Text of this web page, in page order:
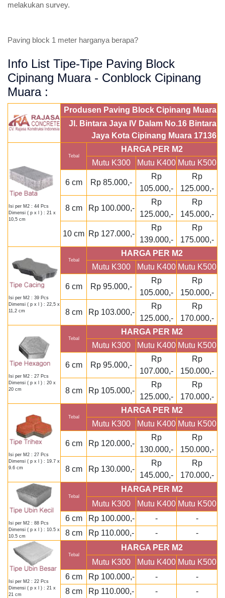
melakukan survey.
Paving block 1 meter harganya berapa?
Info List Tipe-Tipe Paving Block
Cipinang Muara - Conblock Cipinang
Muara :
Produsen Paving Block Cipinang Muara
Jl. Bintara Jaya IV Dalam No.16 Bintara
Jaya Kota Cipinang Muara 17136
Isi per M2 : 44 Pcs
Dimensi ( p x l ) : 21 x
10,5 cm
Tebal
HARGA PER M2
Mutu K300
Mutu K400 Mutu K500
6 cm Rp 85.000,-
Rp
105.000,-
Rp
125.000,-
8 cm Rp 100.000,-
Rp
125.000,-
Rp
145.000,-
10 cm Rp 127.000,-
Rp
139.000,-
Rp
175.000,-
Isi per M2 : 39 Pcs
Dimensi ( p x l ) : 22,5 x
11,2 cm
Tebal
HARGA PER M2
Mutu K300
Mutu K400 Mutu K500
6 cm Rp 95.000,-
Rp
105.000,-
Rp
150.000,-
8 cm Rp 103.000,-
Rp
125.000,-
Rp
170.000,-
Isi per M2 : 27 Pcs
Dimensi ( p x l ) : 20 x
20 cm
Tebal
HARGA PER M2
Mutu K300
Mutu K400 Mutu K500
6 cm Rp 95.000,-
Rp
107.000,-
Rp
150.000,-
8 cm Rp 105.000,-
Rp
125.000,-
Rp
170.000,-
Isi per M2 : 27 Pcs
Dimensi ( p x l ) : 19.7 x
9.6 cm
Tebal
HARGA PER M2
Mutu K300
Mutu K400 Mutu K500
6 cm Rp 120.000,-
Rp
130.000,-
Rp
150.000,-
8 cm Rp 130.000,-
Rp
145.000,-
Rp
170.000,-
Isi per M2 : 88 Pcs
Dimensi ( p x l ) : 10.5 x
10.5 cm
Tebal
HARGA PER M2
Mutu K300
Mutu K400 Mutu K500
6 cm
Rp 100.000,- -
-
8 cm
Rp 110.000,- - -
Isi per M2 : 22 Pcs
Dimensi ( p x l ) : 21 x
21 cm
Tebal
HARGA PER M2
Mutu K300
Mutu K400 Mutu K500
6 cm
Rp 100.000,- -
-
8 cm
Rp 110.000,- - -